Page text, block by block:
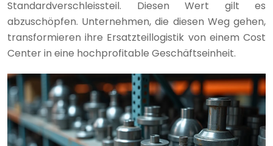
Standardverschleissteil. Diesen Wert gilt es
abzuschöpfen. Unternehmen, die diesen Weg gehen,
transformieren ihre Ersatzteillogistik von einem Cost
Center in eine hochprofitable Geschäftseinheit.